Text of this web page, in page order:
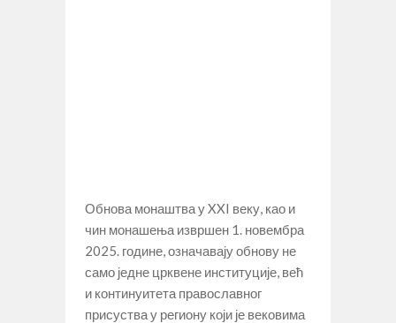
Обнова монаштва у XXI веку, као и
чин монашења извршен 1. новембра
2025. године, означавају обнову не
само једне црквене институције, већ
и континуитета православног
присуства у региону који је вековима